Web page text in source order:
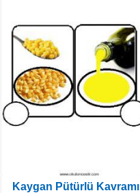
Kaygan Pütürlü Kavramı